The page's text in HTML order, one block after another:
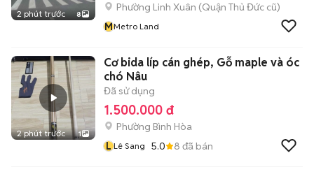
2 phút trước 8
Phường Linh Xuân (Quận Thủ Đức cũ)
MMetro Land
2 phút trước 1
Cơ bida líp cán ghép, Gỗ maple và óc
chó Nâu
Đã sử dụng
1.500.000 đ
Phường Bình Hòa
L Lê Sang 5.0 8 đã bán